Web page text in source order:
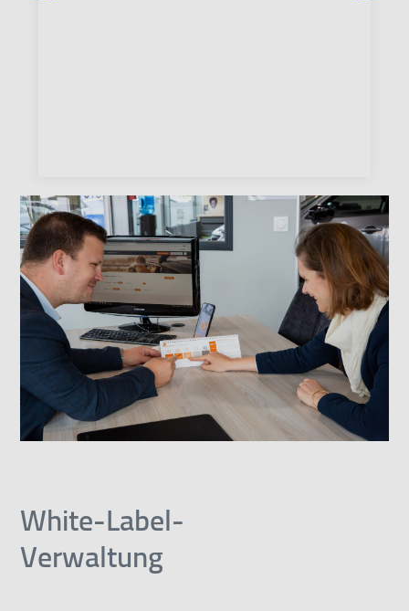
White-Label-
Verwaltung